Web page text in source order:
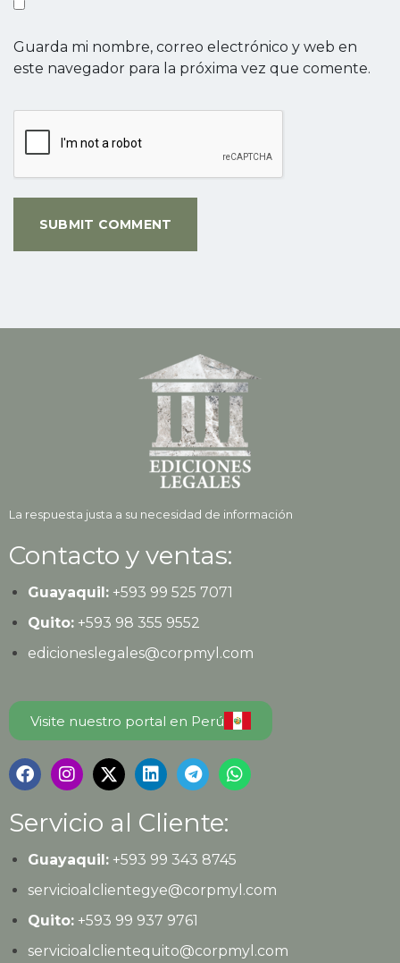
Guarda mi nombre, correo electrónico y web en
este navegador para la próxima vez que comente.
La respuesta justa a su necesidad de información
Contacto y ventas:
Guayaquil:+593 99 525 7071
Quito:+593 98 355 9552
edicioneslegales@corpmyl.com
Visite nuestro portal en Perú
Servicio al Cliente:
Guayaquil:+593 99 343 8745
servicioalclientegye@corpmyl.com
Quito:+593 99 937 9761
servicioalclientequito@corpmyl.com